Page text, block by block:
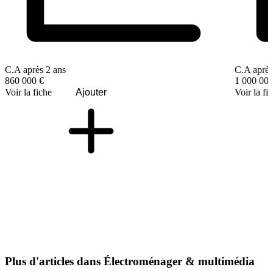
C.A après 2 ans
860 000 €
Voir la fiche
Ajouter
C.A
1 000
Voir la
Plus d'articles dans Électroménager & multimédia